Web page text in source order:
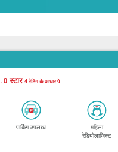
स्टार4 रेटिंग के आधार पे
पार्किंग उपलब्ध
महिला
रेडियोलाजिस्ट